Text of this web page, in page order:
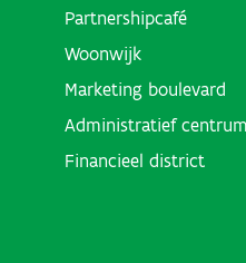
(Districts)
Partnershipcafé
Woonwijk
Marketing boulevard
Administratief centrum
Financieel district